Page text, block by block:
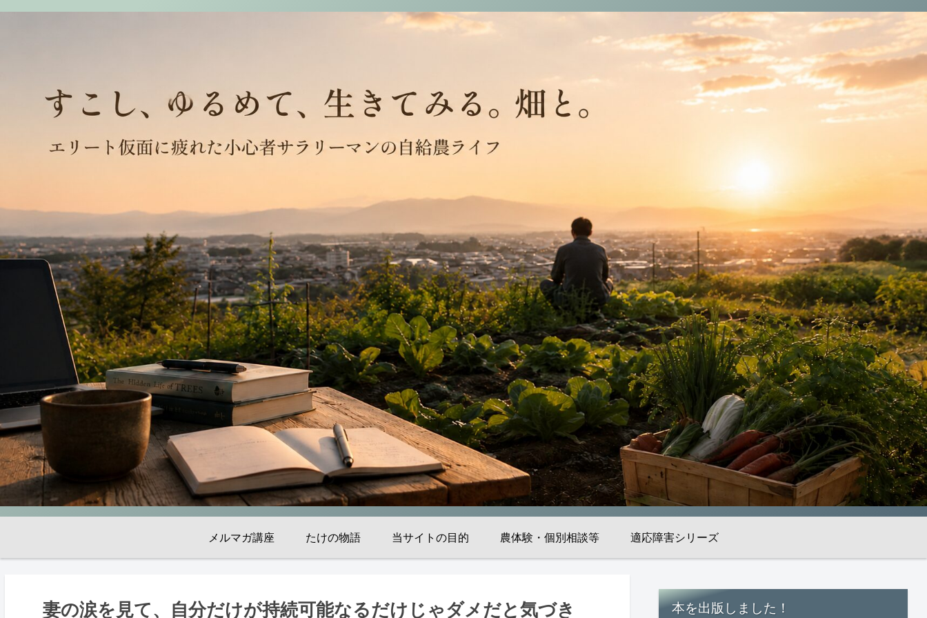
メルマガ講座 たけの物語 当サイトの目的 農体験・個別相談等 適応障害シリーズ
妻の涙を見て、自分だけが持続可能なるだけじゃダメだと気づき 本を出版しました！